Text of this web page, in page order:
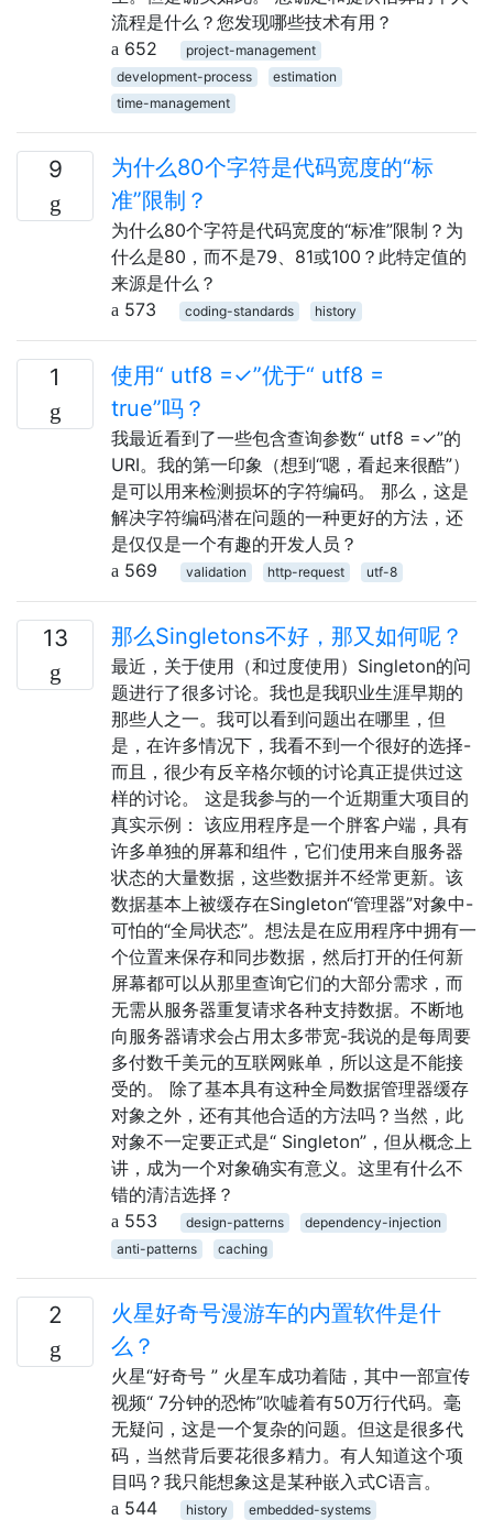
流程是什么？您发现哪些技术有用？
652
project-management
development-process
estimation
time-management
9
为什么80个字符是代码宽度的“标
准”限制？
为什么80个字符是代码宽度的“标准”限制？为
什么是80，而不是79、81或100？此特定值的
来源是什么？
573
coding-standards history
1
使用“ utf8 =✓”优于“ utf8 =
true”吗？
我最近看到了一些包含查询参数“ utf8 =✓”的
URI。我的第一印象（想到“嗯，看起来很酷”）
是可以用来检测损坏的字符编码。 那么，这是
解决字符编码潜在问题的一种更好的方法，还
是仅仅是一个有趣的开发人员？
569
validation http-request utf-8
13 那么Singletons不好，那又如何呢？
最近，关于使用（和过度使用）Singleton的问
题进行了很多讨论。我也是我职业生涯早期的
那些人之一。我可以看到问题出在哪里，但
是，在许多情况下，我看不到一个很好的选择-
而且，很少有反辛格尔顿的讨论真正提供过这
样的讨论。 这是我参与的一个近期重大项目的
真实示例： 该应用程序是一个胖客户端，具有
许多单独的屏幕和组件，它们使用来自服务器
状态的大量数据，这些数据并不经常更新。该
数据基本上被缓存在Singleton“管理器”对象中-
可怕的“全局状态”。想法是在应用程序中拥有一
个位置来保存和同步数据，然后打开的任何新
屏幕都可以从那里查询它们的大部分需求，而
无需从服务器重复请求各种支持数据。不断地
向服务器请求会占用太多带宽-我说的是每周要
多付数千美元的互联网账单，所以这是不能接
受的。 除了基本具有这种全局数据管理器缓存
对象之外，还有其他合适的方法吗？当然，此
对象不一定要正式是“ Singleton”，但从概念上
讲，成为一个对象确实有意义。这里有什么不
错的清洁选择？
553
design-patterns
dependency-injection
anti-patterns
caching
2
火星好奇号漫游车的内置软件是什
么？
火星“好奇号 ” 火星车成功着陆，其中一部宣传
视频“ 7分钟的恐怖”吹嘘着有50万行代码。毫
无疑问，这是一个复杂的问题。但这是很多代
码，当然背后要花很多精力。有人知道这个项
目吗？我只能想象这是某种嵌入式C语言。
544
history
embedded-systems